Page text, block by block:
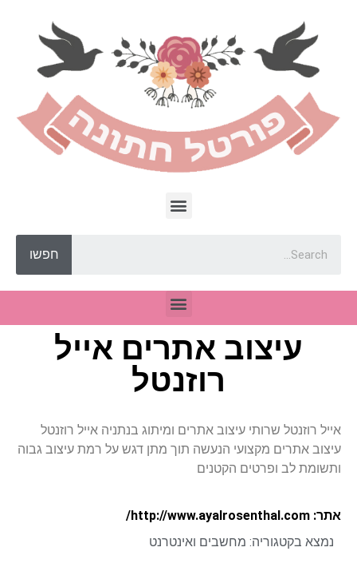
חפשו
עיצוב אתרים אייל
רוזנטל
אייל רוזנטל שרותי עיצוב אתרים ומיתוג בנתניה אייל רוזנטל
עיצוב אתרים מקצועי הנעשה תוך מתן דגש על רמת עיצוב גבוה
ותשומת לב ופרטים הקטנים
אתר: http://www.ayalrosenthal.com/
נמצא בקטגוריה: מחשבים ואינטרנט